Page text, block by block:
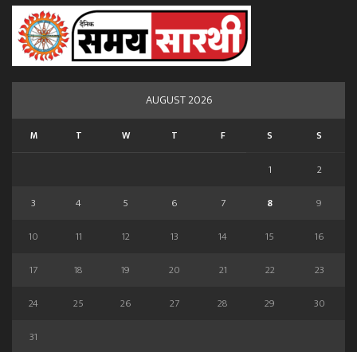
AUGUST 2026
M T W T F S S
1
2
3
4 5 6 7 8
9
10
11 12 13 14 15
16
17
18 19 20 21 22
23
24
25 26 27 28 29
30
31